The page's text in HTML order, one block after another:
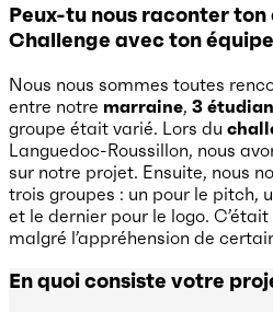
Peux-tu nous raconter
Challenge avec ton
Nous nous sommes toutes
entre notre marraine, 3
groupe était varié. Lors du
Languedoc-Roussillon, nous
sur notre projet. Ensuite, nous
trois groupes : un pour le pitch,
et le dernier pour le logo.
malgré l’appréhension de
En quoi consiste votre